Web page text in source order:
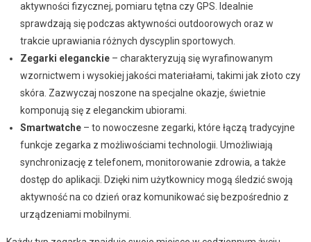
aktywności fizycznej, pomiaru tętna czy GPS. Idealnie
sprawdzają się podczas aktywności outdoorowych oraz w
trakcie uprawiania różnych dyscyplin sportowych.
Zegarki eleganckie– charakteryzują się wyrafinowanym
wzornictwem i wysokiej jakości materiałami, takimi jak złoto czy
skóra. Zazwyczaj noszone na specjalne okazje, świetnie
komponują się z eleganckim ubiorami.
Smartwatche– to nowoczesne zegarki, które łączą tradycyjne
funkcje zegarka z możliwościami technologii. Umożliwiają
synchronizację z telefonem, monitorowanie zdrowia, a także
dostęp do aplikacji. Dzięki nim użytkownicy mogą śledzić swoją
aktywność na co dzień oraz komunikować się bezpośrednio z
urządzeniami mobilnymi.